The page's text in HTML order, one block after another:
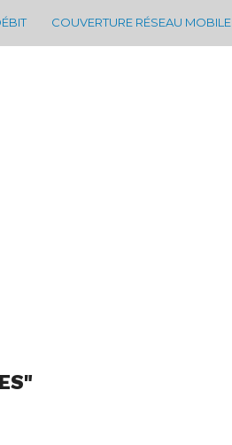
COUVERTURE RÉSEAU MOBILE